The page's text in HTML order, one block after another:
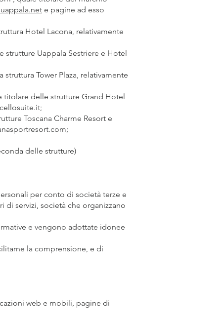
e pagine ad esso
Hotel Lacona, relativamente
strutture Uappala Sestriere e Hotel
struttura Tower Plaza, relativamente
titolare delle strutture Grand Hotel
;
Toscana Charme Resort e
;
delle strutture)
per conto di società terze e
servizi, società che organizzano
e vengono adottate idonee
la comprensione, e di
web e mobili, pagine di